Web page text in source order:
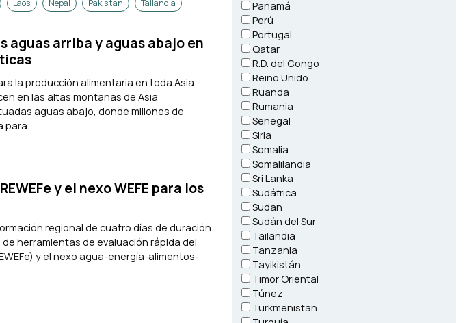
Laos Nepal Pakistan
Tailandia
aguas arriba y aguas abajo en
la producción alimentaria en toda Asia.
en las altas montañas de Asia
aguas abajo, donde millones de
y el nexo WEFE para los
regional de cuatro días de duración
herramientas de evaluación rápida del
y el nexo agua-energía-alimentos-
Panamá
Perú
Portugal
Qatar
R.D. del Congo
Reino Unido
Ruanda
Rumania
Senegal
Siria
Somalia
Somalilandia
Sri Lanka
Sudáfrica
Sudan
Sudán del Sur
Tailandia
Tanzania
Tayikistán
Timor Oriental
Túnez
Turkmenistan